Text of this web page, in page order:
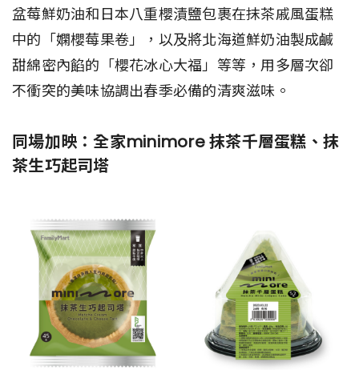
盆莓鮮奶油和日本八重櫻漬鹽包裹在抹茶戚風蛋糕
中的「嫻櫻莓果卷」，以及將北海道鮮奶油製成鹹
甜綿密內餡的「櫻花冰心大福」等等，用多層次卻
不衝突的美味協調出春季必備的清爽滋味。
同場加映：全家minimore 抹茶千層蛋糕、抹
茶生巧起司塔